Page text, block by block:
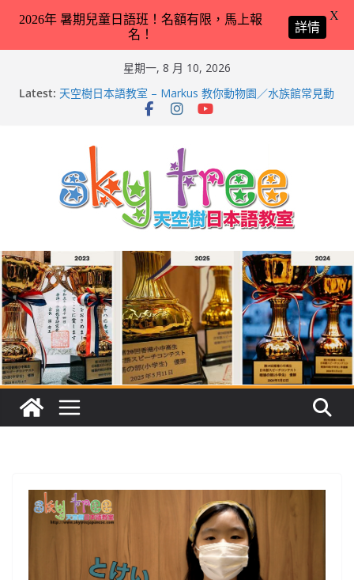
星期一, 8 月 10, 2026
Latest: 天空樹日本語教室 – Tyler 教你動物園／水族館常見動物
名稱 – 2026-Feb-19
天空樹日本語教室 – Hailey 教你日本語交通工具名稱 –
2026-Feb-8
第21回（2026）香港小中高生日本語スピーチコンテス
ト（日語朗誦比賽）再次獲得優異成績！
2026兒童日語暑期班（適合完全未學過日語 3 － 11 歲
2026年 暑期兒童日語班！名額有限，馬上報
名！
詳情
X